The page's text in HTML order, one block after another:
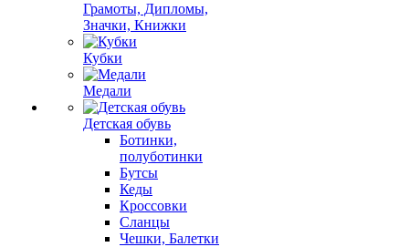
Грамоты, Дипломы,
Значки, Книжки
Кубки
Медали
Детская обувь
Ботинки,
полуботинки
Бутсы
Кеды
Кроссовки
Сланцы
Чешки, Балетки